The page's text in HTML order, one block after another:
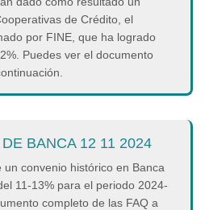
de Crédito, el
por FINE, que ha logrado
Puedes ver el documento
BANCA 12 11 2024
un convenio histórico en Banca
11-13% para el periodo 2024-
completo de las FAQ a